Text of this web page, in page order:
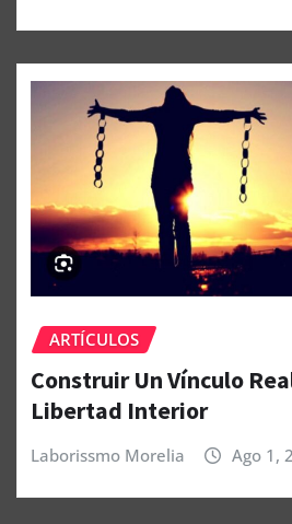
ARTÍCULOS
Construir Un Vínculo
Libertad Interior
Laborissmo Morelia Ago 1,